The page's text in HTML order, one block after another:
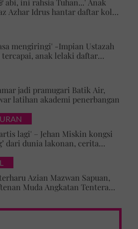
abi, ini rahsia Tuhan...' Anak
Azhar Idrus hantar daftar kolej,
mengiringi' -Impian Ustazah
tercapai, anak lelaki daftar
jadi pramugari Batik Air,
latihan akademi penerbangan
lagi' – Jehan Miskin kongsi
dari dunia lakonan, cerita
Azian Mazwan Sapuan,
Muda Angkatan Tentera